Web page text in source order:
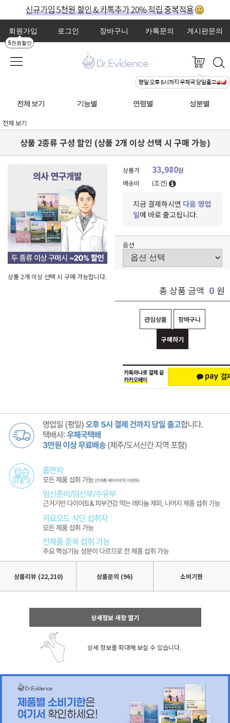
회원가입
5천원할인
로그인 장바구니 카톡문의 게시판문의
전체 보기 기능별 연령별 성분별
전체 보기
상품 2종류 구성 할인 (상품 2개 이상 선택 시 구매 가능)
상품 2개 이상 선택 시 구매 가능합니다.
상품가 33,980원
배송비
(조건)
지금 결제하시면 다음 영업
일에 바로 출고됩니다.
옵션
총 상품 금액 0 원
관심상품 장바구니
구매하기
상품리뷰 (22,210) 상품문의 (96) 소비기한
상세정보 새창 열기
상세 정보를 확대해 보실 수 있습니다.